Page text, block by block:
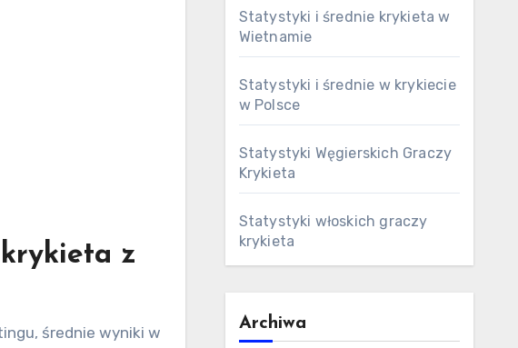
z
średnie wyniki w
Statystyki i średnie krykieta w
Wietnamie
Statystyki i średnie w krykiecie
w Polsce
Statystyki Węgierskich Graczy
Krykieta
Statystyki włoskich graczy
krykieta
Archiwa